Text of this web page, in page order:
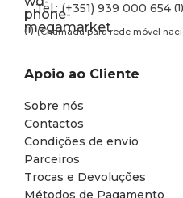
Tel.: (+351) 939 000 654 (1)
(1) (Chamada para rede móvel
Apoio ao Cliente
Sobre nós
Contactos
Condições de envio
Parceiros
Trocas e Devoluções
Métodos de Pagamento